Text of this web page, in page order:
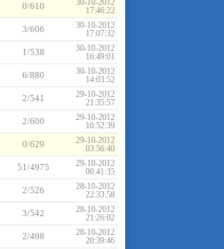
0/610
30-10-2012
17:46:22
3/606
30-10-2012
17:07:32
1/538
30-10-2012
16:49:01
6/880
30-10-2012
14:03:52
2/541
29-10-2012
21:35:57
2/600
29-10-2012
10:52:39
0/629
29-10-2012
03:56:40
51/4975
29-10-2012
00:41:35
2/526
28-10-2012
22:33:58
3/542
28-10-2012
21:26:02
2/498
28-10-2012
20:39:46